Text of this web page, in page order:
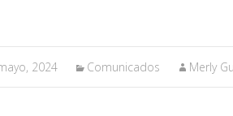
2024 Comunicados Merly